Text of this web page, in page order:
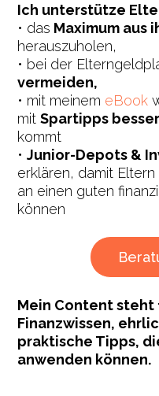
Ich unterstütze
• das Maximum aus
herauszuholen,
• bei der
vermeiden,
• mit meinem eBook
mitSpartipps
kommt
•Junior-Depots &
erklären, damit
an einen guten
können
Mein Content
Finanzwissen,
praktische Tipps,
anwenden können.